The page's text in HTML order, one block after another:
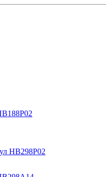
HB298P02